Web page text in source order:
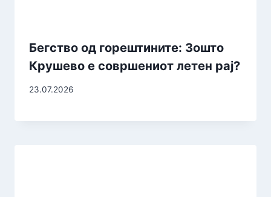
Бегство од горештините: Зошто
Крушево е совршениот летен рај?
23.07.2026